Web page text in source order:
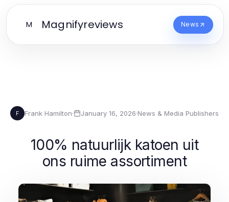
M Magnifyreviews News
F Frank Hamilton· January 16, 2026·News & Media Publishers
100% natuurlijk katoen uit
ons ruime assortiment